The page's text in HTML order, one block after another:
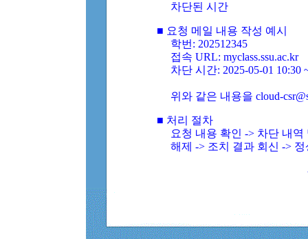
차단된 시간
■ 요청 메일 내용 작성 예시
학번: 202512345
접속 URL: myclass.ssu.ac.kr
차단 시간: 2025-05-01 10:30
위와 같은 내용을 cloud-
■ 처리 절차
요청 내용 확인 -> 차단 내
해제 -> 조치 결과 회신 ->